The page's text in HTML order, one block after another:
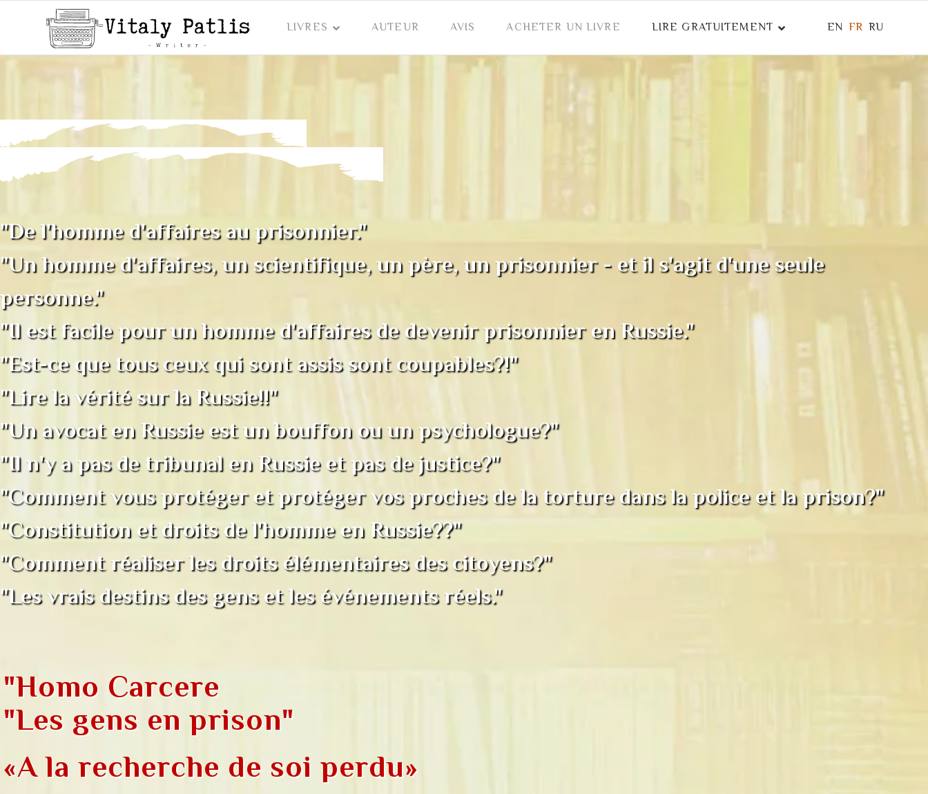
LIVRES AUTEUR AVIS ACHETER UN LIVRE LIRE GRATUITEMENT EN FR RU
"De l'homme d'affaires au prisonnier."
"Un homme d'affaires, un scientifique, un père, un prisonnier - et il s'agit d'une seule
personne."
"Il est facile pour un homme d'affaires de devenir prisonnier en Russie."
"Est-ce que tous ceux qui sont assis sont coupables?!"
"Lire la vérité sur la Russie!!"
"Un avocat en Russie est un bouffon ou un psychologue?"
"Il n'y a pas de tribunal en Russie et pas de justice?"
"Comment vous protéger et protéger vos proches de la torture dans la police et la prison?"
"Constitution et droits de l'homme en Russie??"
"Comment réaliser les droits élémentaires des citoyens?"
"Les vrais destins des gens et les événements réels."
"Homo Carcere
"Les gens en prison"
«А la recherche de soi perdu»